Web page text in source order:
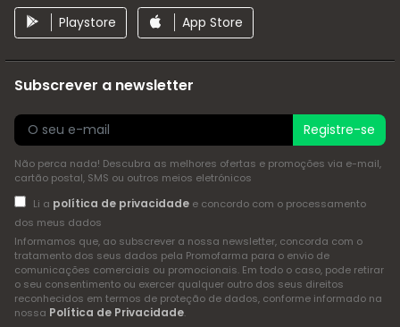
Playstore App Store
Subscrever a newsletter
Registre-se
Não perca nada! Descubra as melhores ofertas e promoções via e-mail,
cartão postal, SMS ou outros meios eletrónicos
Li a política de privacidadee concordo com o processamento
dos meus dados
Informamos que, ao subscrever a nossa newsletter, concorda com o
tratamento dos seus dados pela Promofarma para o envio de
comunicações comerciais ou promocionais. Em todo o caso, pode retirar
o seu consentimento ou exercer qualquer outro dos seus direitos
reconhecidos em termos de proteção de dados, conforme informado na
nossa Política de Privacidade.